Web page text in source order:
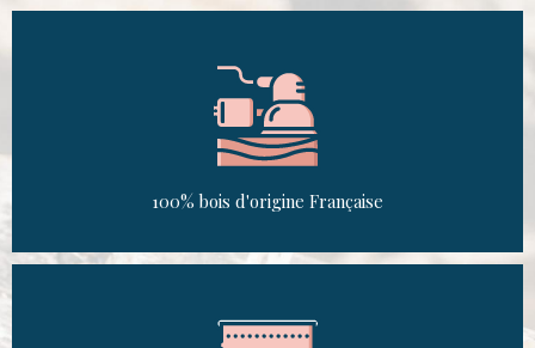
100% bois d'origine Française